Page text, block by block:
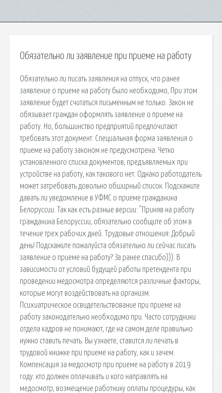
Обязательно ли заявление при приеме на работу
Обязательно ли писать заявления на отпуск, что ранее
заявление о приеме на работу было необходимо, При этом
заявление будет считаться письменным не только. Закон не
обязывает граждан оформлять заявление о приеме на
работу. Но, большинство предприятий предпочитают
требовать этот документ. Специальная форма заявления о
приеме на работу законом не предусмотрена. Четко
установленного списка документов, предъявляемых при
устройстве на работу, как такового нет. Однако работодатель
может затребовать довольно обширный список. Подскажите
давать ли уведомление в УФМС о приеме гражданина
Белоруссии. Так как есть разные версии: "Приняв на работу
гражданина Белоруссии, обязательно сообщите об этом в
течение трех рабочих дней. Трудовые отношения: Добрый
день! Подскажите пожалуйста обязательно ли сейчас писать
заявление о приеме на работу? За ранее спасибо))). В
зависимости от условий будущей работы претендента при
проведении медосмотра определяются различные факторы,
которые могут воздействовать на организм.
Психиатрическое освидетельствование при приеме на
работу законодательно необходимо при. Часто сотрудники
отдела кадров не понимают, где на самом деле правильно
нужно ставить печать. Вы узнаете, ставится ли печать в
трудовой книжке при приеме на работу, как и зачем.
Компенсация за медосмотр при приеме на работу в 2019
году: кто должен оплачивать и кого направлять на
медосмотр, возмещение работнику оплаты процедуры, как